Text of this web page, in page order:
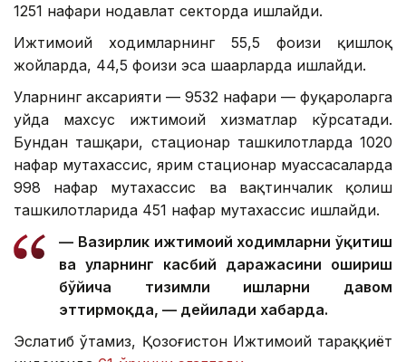
1251 нафари нодавлат секторда ишлайди.
Ижтимоий ходимларнинг 55,5 фоизи қишлоқ
жойларда, 44,5 фоизи эса шаҳарларда ишлайди.
Уларнинг аксарияти — 9532 нафари — фуқароларга
уйда махсус ижтимоий хизматлар кўрсатади.
Бундан ташқари, стационар ташкилотларда 1020
нафар мутахассис, ярим стационар муассасаларда
998 нафар мутахассис ва вақтинчалик қолиш
ташкилотларида 451 нафар мутахассис ишлайди.
— Вазирлик ижтимоий ходимларни ўқитиш
ва уларнинг касбий даражасини ошириш
бўйича тизимли ишларни давом
эттирмоқда, — дейилади хабарда.
Эслатиб ўтамиз, Қозоғистон Ижтимоий тараққиёт